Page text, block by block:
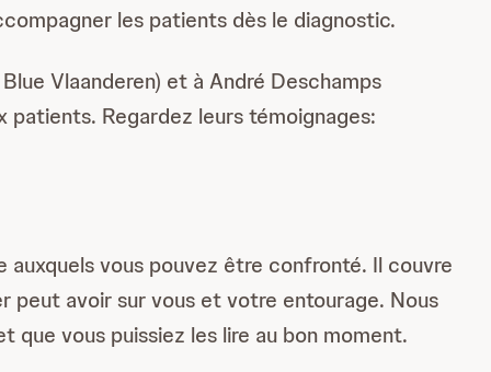
les patients dès le diagnostic.
Vlaanderen) et à André Deschamps
Regardez leurs témoignages:
vous pouvez être confronté. Il couvre
peut avoir sur vous et votre entourage. Nous
que vous puissiez les lire au bon moment.